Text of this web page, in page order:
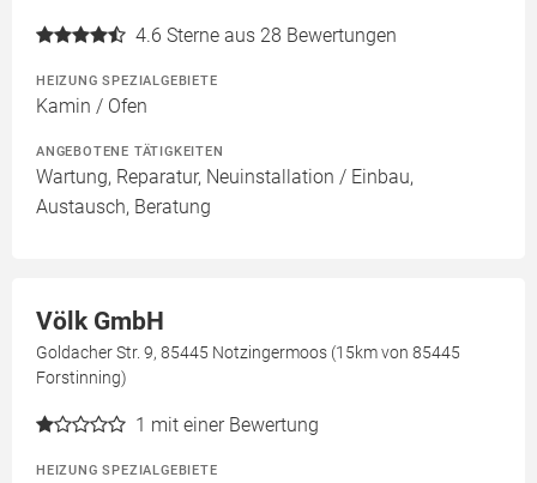
4.6 Sterne aus 28 Bewertungen
HEIZUNG SPEZIALGEBIETE
Kamin / Ofen
ANGEBOTENE TÄTIGKEITEN
Wartung, Reparatur, Neuinstallation / Einbau,
Austausch, Beratung
Völk GmbH
Goldacher Str. 9, 85445 Notzingermoos (15km von 85445
Forstinning)
1 mit einer Bewertung
HEIZUNG SPEZIALGEBIETE